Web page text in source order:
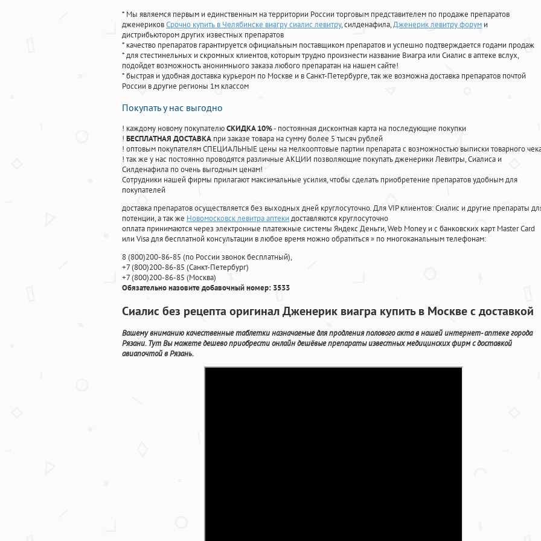
* Мы являемся первым и единственным на территории России торговым представителем по продаже препаратов
дженериковСрочно купить в Челябинске виагру сиалис левитру, силденафила,Дженерик левитру форум и
дистрибьютором других известных препаратов
* качество препаратов гарантируется официальным поставщиком препаратов и успешно подтверждается годами продаж
* для стестинельных и скромных клиентов, которым трудно произнести название Виагра или Сиалис в аптеке вслух,
подойдет возможность анонимныого заказа любого препаратан на нашем сайте!
* быстрая и удобная доставка курьером по Москве и в Санкт-Петербурге, так же возможна доставка препаратов почтой
России в другие регионы 1м классом
Покупать у нас выгодно
! каждому новому покупателюСКИДКА 10%- постоянная дисконтная карта на последующие покупки
! БЕСПЛАТНАЯ ДОСТАВКА при заказе товара на сумму более 5 тысяч рублей
! оптовым покупателям СПЕЦИАЛЬНЫЕ цены на мелкооптовые партии препарата с возможностью выписки товарного
! так же у нас постоянно проводятся различные АКЦИИ позволяющие покупать дженерики Левитры, Сиалиса и
Силденафила по очень выгодным ценам!
Cотрудники нашей фирмы прилагают максимальные усилия, чтобы сделать приобретение препаратов удобным для
покупателей
доставка препаратов осуществляется без выходных дней круглосуточно. Для VIP клиентов: Сиалис и другие препараты
потенции, а так же Новомосковск левитра аптеки доставляются круглосуточно
оплата принимаются через электронные платежные системы Яндекс Деньги, Web Money и с банковских карт Master Card
или Visa для бесплатной консультации в любое время можно обратиться» по многоканальным телефонам:
8(800)200-86-85 (по России звонок бесплатный),
+7(800)200-86-85 (Санкт-Петербург)
+7(800)200-86-85 (Москва)
Обязательно назовите добавочный номер: 3533
Сиалис без рецепта оригинал Дженерик виагра купить в Москве с доставкой
Вашему вниманию качественные таблетки назначаемые для продления полового акта в нашей интернет- аптеке города
Рязани. Тут Вы можете дешево приобрести онлайн дешёвые препараты известных медицинских фирм с доставкой
авиапочтой в Рязань.